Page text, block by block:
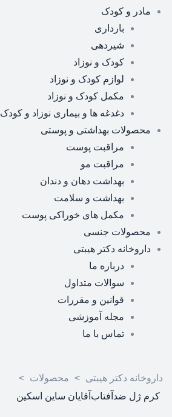
مادر و کودک
بارداری
شیردهی
کودک و نوزاد
لوازم کودک و نوزاد
مکمل کودک و نوزاد
دغدغه ها و بیماری نوزاد و کودک
محصولات بهداشتی و پوستی
مراقبت پوست
مراقبت مو
بهداشت دهان و دندان
بهداشت و سلامت
مکمل های خوراکی پوست
محصولات جنسی
داروخانه دکتر هیبتی
درباره ما
سوالات متداول
قوانین و مقررات
مجله آموزشی
تماس با ما
داروخانه دکتر هیبتی > محصولات >
کرم ژل ضدآفتاب‌آقایان ساین اسکین